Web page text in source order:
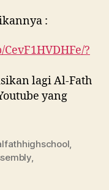
:
?
lagi Al-Fath
yang
,